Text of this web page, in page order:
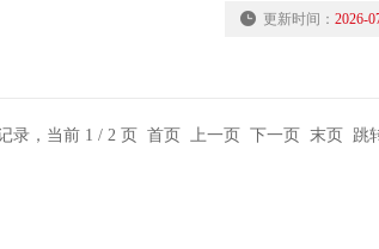
更新时间： 2026-
录，当前 1 / 2 页 首页 上一页 下一页 末页 跳